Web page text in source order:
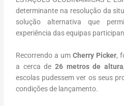
determinante na resolução da
solução alternativa que
experiência das equipas
Recorrendo a umCherry Picker,
a cerca de26 metros de altura
escolas pudessem ver os seus
condições de lançamento.